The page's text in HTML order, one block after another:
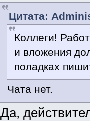
Цитата:
Коллеги!
и вложения
поладках
Чата нет.
Да,